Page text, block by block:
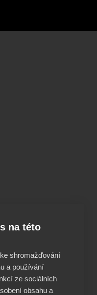
projektu ?
na této
shromažďování
a používání
ze sociálních
obsahu a